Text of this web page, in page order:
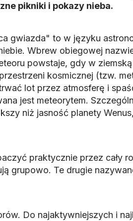
pikniki i pokazy nieba.
gwiazda" to w języku
Wbrew obiegowej
powstaje, gdy w
kosmicznej (tzw.
lot przez atmosferę i
jest meteorytem.
niż jasność planety
praktycznie przez cały
grupowo. Te drugie
Do najaktywniejszych i